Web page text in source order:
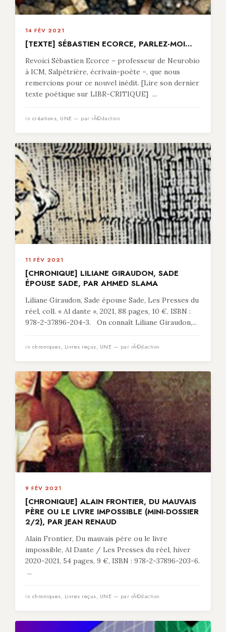
14 FÉV 2021
[TEXTE] SÉBASTIEN ECORCE, PARLEZ-MOI…
Revoici Sébastien Ecorce – professeur de Neurobio
à ICM, Salpètrière, écrivain-poète –, que nous
remercions pour ce nouvel inédit. [Lire son dernier
texte poétique sur LIBR-CRITIQUE] ...
in créations, UNE — par rÃ©daction
11 FÉV 2021
[CHRONIQUE] LILIANE GIRAUDON, SADE
ÉPOUSE SADE, PAR AHMED SLAMA
Liliane Giraudon, Sade épouse Sade, Les Presses du
réel, coll. « Al dante », 2021, 88 pages, 10 €, ISBN :
978-2-37896-204-3. On connaît Liliane Giraudon,...
in chroniques, Livres reçus, UNE — par rÃ©daction
9 FÉV 2021
[CHRONIQUE] ALAIN FRONTIER, DU MAUVAIS
PÈRE OU LE LIVRE IMPOSSIBLE (MINI-DOSSIER
2/2), PAR JEAN RENAUD
Alain Frontier, Du mauvais père ou le livre
impossible, Al Dante / Les Presses du réel, hiver
2020-2021, 54 pages, 9 €, ISBN : 978-2-37896-203-6.
...
in chroniques, Livres reçus, UNE — par rÃ©daction